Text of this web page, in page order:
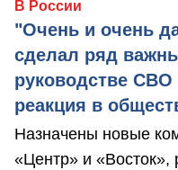
В России
"Очень и очень
сделал ряд
руководстве
реакция в
Назначены новые
«Центр» и «Восток»,